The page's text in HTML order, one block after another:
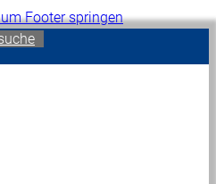
Footer springen